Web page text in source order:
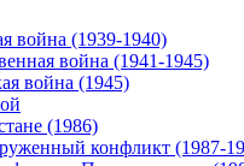
война (1939-1940)
война (1941-1945)
война (1945)
(1986)
конфликт (1987-